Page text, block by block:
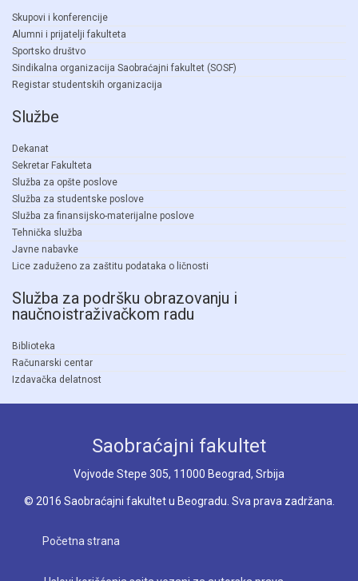
Skupovi i konferencije
Alumni i prijatelji fakulteta
Sportsko društvo
Sindikalna organizacija Saobraćajni fakultet (SOSF)
Registar studentskih organizacija
Službe
Dekanat
Sekretar Fakulteta
Služba za opšte poslove
Služba za studentske poslove
Služba za finansijsko-materijalne poslove
Tehnička služba
Javne nabavke
Lice zaduženo za zaštitu podataka o ličnosti
Služba za podršku obrazovanju i
naučnoistraživačkom radu
Biblioteka
Računarski centar
Izdavačka delatnost
Saobraćajni fakultet
Vojvode Stepe 305, 11000 Beograd, Srbija
© 2016 Saobraćajni fakultet u Beogradu. Sva prava zadržana.
Početna strana